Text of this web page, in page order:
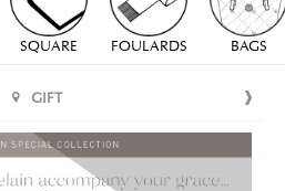
SQUARE FOULARDS BAGS
GIFT